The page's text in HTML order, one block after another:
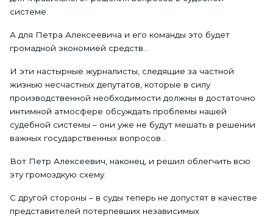
системе.
А для Петра Алексеевича и его команды это будет
громадной экономией средств…
И эти настырные журналисты, следящие за частной
жизнью несчастных депутатов, которые в силу
производственной необходимости должны в достаточно
интимной атмосфере обсуждать проблемы нашей
судебной системы – они уже не будут мешать в решении
важных государственных вопросов…
Вот Петр Алексеевич, наконец, и решил облегчить всю
эту громоздкую схему.
С другой стороны – в суды теперь не допустят в качестве
представителей потерпевших независимых